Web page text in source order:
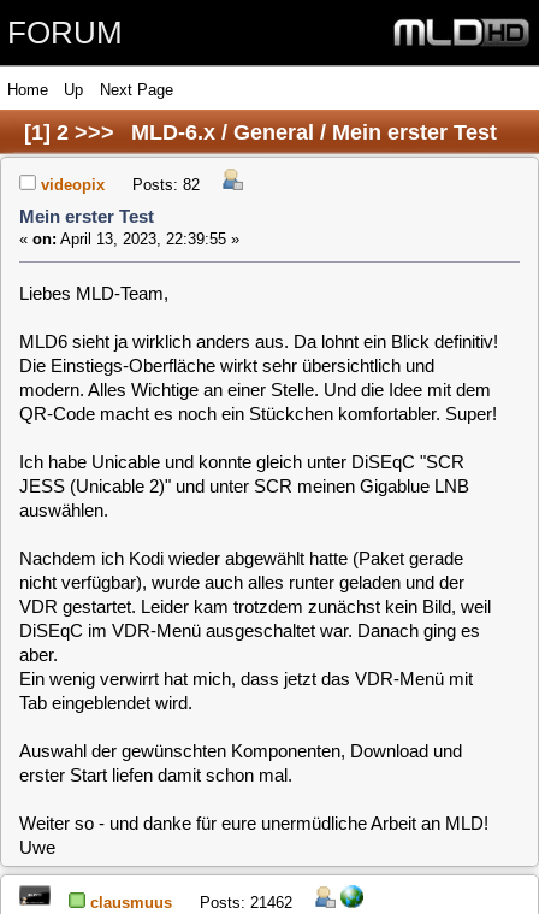
FORUM
[1]2 >>> MLD-6.x / General / Mein erster Test
videopix Posts: 82
Mein erster Test
Liebes MLD-Team,
MLD6 sieht ja wirklich anders aus. Da lohnt ein Blick definitiv!
Die Einstiegs-Oberfläche wirkt sehr übersichtlich und
QR-Code macht es noch ein Stückchen komfortabler. Super!
Ich habe Unicable und konnte gleich unter DiSEqC "SCR
JESS (Unicable 2)" und unter SCR meinen Gigablue LNB
auswählen.
Nachdem ich Kodi wieder abgewählt hatte (Paket gerade
nicht verfügbar), wurde auch alles runter geladen und der
VDR gestartet. Leider kam trotzdem zunächst kein Bild, weil
Ein wenig verwirrt hat mich, dass jetzt das VDR-Menü mit
Tab eingeblendet wird.
Auswahl der gewünschten Komponenten, Download und
erster Start liefen damit schon mal.
Weiter so - und danke für eure unermüdliche Arbeit an MLD!
Uwe
clausmuus Posts: 21462
Mein erster Test
Danke für die Zusammenfassung.
Den Wechsel von SPACE auf TAB für das Menü habe ich
vorgenommen, damit die Space Taste für Texteingaben im